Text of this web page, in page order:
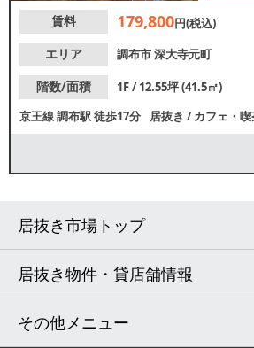
で、お
賃料 179,800円(税込)
エリア
調布市深大寺元町
階数/面積
1F / 12.55坪 (41.5㎡)
京王線調布駅徒歩17分 居抜き /カフェ・
居抜き市場トップ
居抜き物件・貸店舗情報
その他メニュー